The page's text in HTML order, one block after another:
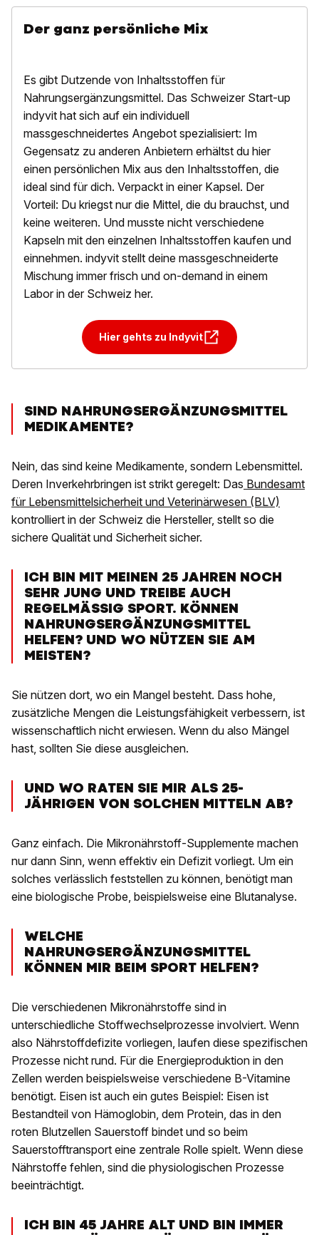
Der ganz persönliche Mix
Es gibt Dutzende von Inhaltsstoffen für
Nahrungsergänzungsmittel. Das Schweizer Start-up
indyvit hat sich auf ein individuell
massgeschneidertes Angebot spezialisiert: Im
Gegensatz zu anderen Anbietern erhältst du hier
einen persönlichen Mix aus den Inhaltsstoffen, die
ideal sind für dich. Verpackt in einer Kapsel. Der
Vorteil: Du kriegst nur die Mittel, die du brauchst, und
keine weiteren. Und musste nicht verschiedene
Kapseln mit den einzelnen Inhaltsstoffen kaufen und
einnehmen. indyvit stellt deine massgeschneiderte
Mischung immer frisch und on-demand in einem
Labor in der Schweiz her.
Hier gehts zu Indyvit
SIND NAHRUNGSERGÄNZUNGSMITTEL
MEDIKAMENTE?
Nein, das sind keine Medikamente, sondern Lebensmittel.
Deren Inverkehrbringen ist strikt geregelt: Das Bundesamt
für Lebensmittelsicherheit und Veterinärwesen (BLV)
kontrolliert in der Schweiz die Hersteller, stellt so die
sichere Qualität und Sicherheit sicher.
ICH BIN MIT MEINEN 25 JAHREN NOCH
SEHR JUNG UND TREIBE AUCH
REGELMÄSSIG SPORT. KÖNNEN
NAHRUNGSERGÄNZUNGSMITTEL
HELFEN? UND WO NÜTZEN SIE AM
MEISTEN?
Sie nützen dort, wo ein Mangel besteht. Dass hohe,
zusätzliche Mengen die Leistungsfähigkeit verbessern, ist
wissenschaftlich nicht erwiesen. Wenn du also Mängel
hast, sollten Sie diese ausgleichen.
UND WO RATEN SIE MIR ALS 25-
JÄHRIGEN VON SOLCHEN MITTELN AB?
Ganz einfach. Die Mikronährstoff-Supplemente machen
nur dann Sinn, wenn effektiv ein Defizit vorliegt. Um ein
solches verlässlich feststellen zu können, benötigt man
eine biologische Probe, beispielsweise eine Blutanalyse.
WELCHE
NAHRUNGSERGÄNZUNGSMITTEL
KÖNNEN MIR BEIM SPORT HELFEN?
Die verschiedenen Mikronährstoffe sind in
unterschiedliche Stoffwechselprozesse involviert. Wenn
also Nährstoffdefizite vorliegen, laufen diese spezifischen
Prozesse nicht rund. Für die Energieproduktion in den
Zellen werden beispielsweise verschiedene B-Vitamine
benötigt. Eisen ist auch ein gutes Beispiel: Eisen ist
Bestandteil von Hämoglobin, dem Protein, das in den
roten Blutzellen Sauerstoff bindet und so beim
Sauerstofftransport eine zentrale Rolle spielt. Wenn diese
Nährstoffe fehlen, sind die physiologischen Prozesse
beeinträchtigt.
ICH BIN 45 JAHRE ALT UND BIN IMMER